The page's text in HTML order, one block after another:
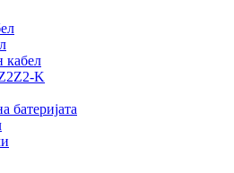
кабел
K
батеријата